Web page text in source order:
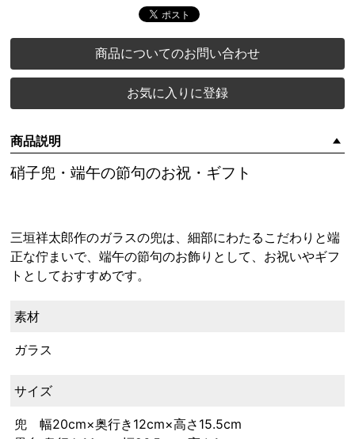
商品についてのお問い合わせ
お気に入りに登録
商品説明
硝子兜・端午の節句のお祝・ギフト
三垣祥太郎作のガラスの兜は、細部にわたるこだわりと端
正な佇まいで、端午の節句のお飾りとして、お祝いやギフ
トとしておすすめです。
素材
ガラス
サイズ
兜 幅20cm×奥行き12cm×高さ15.5cm